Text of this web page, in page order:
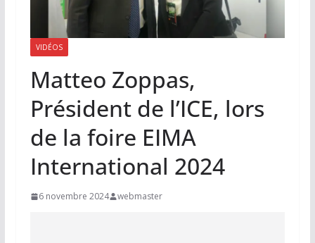
VIDÉOS
Matteo Zoppas,
Président de l’ICE, lors
de la foire EIMA
International 2024
6 novembre 2024 webmaster